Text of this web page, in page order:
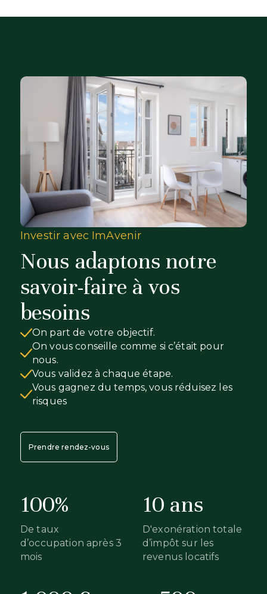
Investir avec ImAvenir
Nous adaptons notre
savoir-faire à vos
besoins
On part de votre objectif.
On vous conseille comme si c’était pour
nous.
Vous validez à chaque étape.
Vous gagnez du temps, vous réduisez les
risques
Prendre rendez-vous
100%
De taux
d’occupation après 3
mois
10 ans
D'exonération totale
d’impôt sur les
revenus locatifs